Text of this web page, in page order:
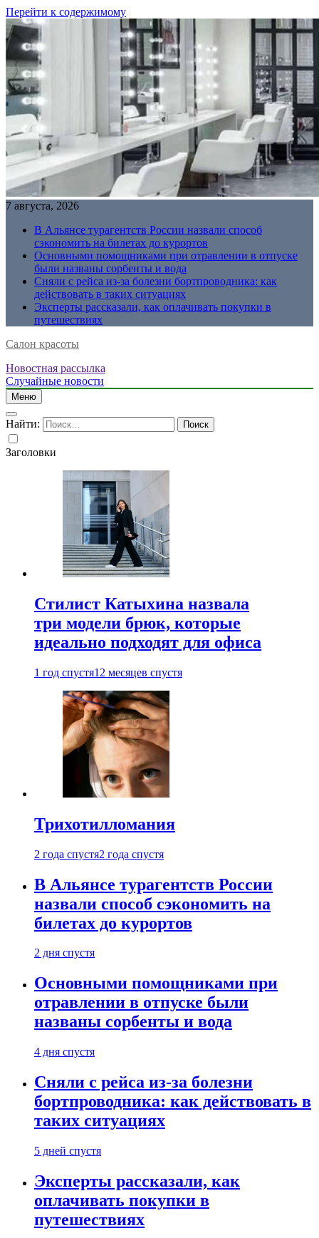
Перейти к содержимому
7 августа, 2026
В Альянсе турагентств России назвали способ
сэкономить на билетах до курортов
Основными помощниками при отравлении в отпуске
были названы сорбенты и вода
Сняли с рейса из-за болезни бортпроводника: как
действовать в таких ситуациях
Эксперты рассказали, как оплачивать покупки в
путешествиях
Салон красоты
Новостная рассылка
Случайные новости
Меню
Найти:
Заголовки
Стилист Катыхина назвала
три модели брюк, которые
идеально подходят для офиса
1 год спустя12 месяцев спустя
Трихотилломания
2 года спустя2 года спустя
В Альянсе турагентств России
назвали способ сэкономить на
билетах до курортов
2 дня спустя
Основными помощниками при
отравлении в отпуске были
названы сорбенты и вода
4 дня спустя
Сняли с рейса из-за болезни
бортпроводника: как действовать в
таких ситуациях
5 дней спустя
Эксперты рассказали, как
оплачивать покупки в
путешествиях